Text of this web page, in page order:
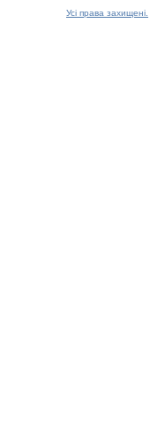
Усі права захищені.